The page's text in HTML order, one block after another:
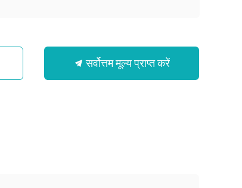
सर्वोत्तम मूल्य प्राप्त करें